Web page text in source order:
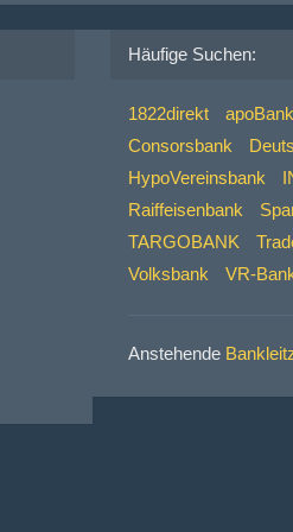
Häufige Suchen:
1822direkt apoBank
Consorsbank
HypoVereinsbank
Raiffeisenbank
TARGOBANK
Volksbank
VR-
Anstehende